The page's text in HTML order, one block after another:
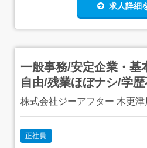
求人詳細
一般事務/安定企業・基
自由/残業ほぼナシ/学歴
株式会社ジーアフター 木更津
正社員